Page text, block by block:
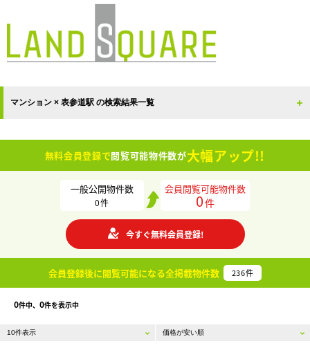
マンション × 表参道駅 の検索結果一覧
無料会員登録で閲覧可能物件数が大幅アップ!!
一般公開物件数
0件
会員閲覧可能物件数
0件
今すぐ無料会員登録!
会員登録後に閲覧可能になる全掲載物件数 236件
0件中、 0件を表示中